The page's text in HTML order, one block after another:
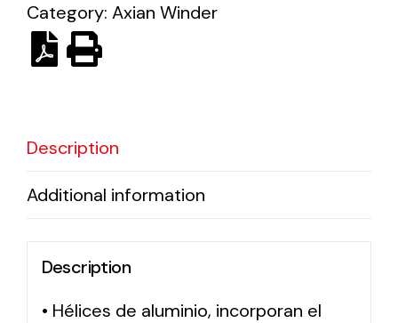
Category: Axian Winder
Description
Additional information
Description
• Hélices de aluminio, incorporan el